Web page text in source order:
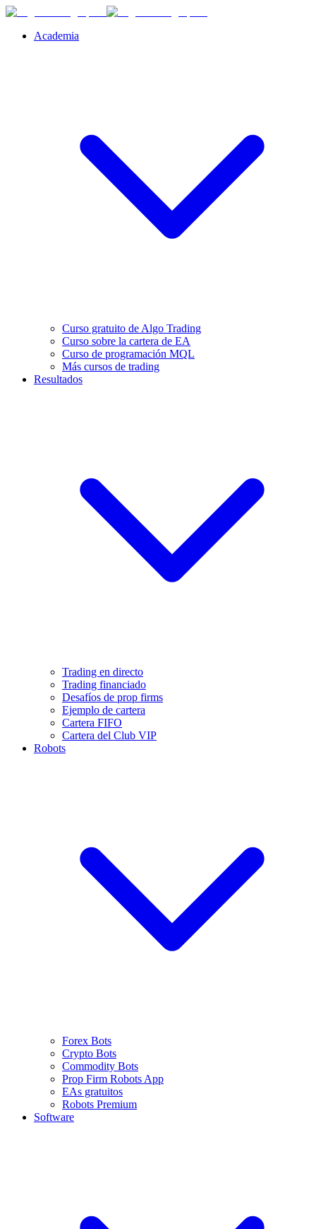
Academia
Curso gratuito de Algo Trading
Curso sobre la cartera de EA
Curso de programación MQL
Más cursos de trading
Resultados
Trading en directo
Trading financiado
Desafíos de prop firms
Ejemplo de cartera
Cartera FIFO
Cartera del Club VIP
Robots
Forex Bots
Crypto Bots
Commodity Bots
Prop Firm Robots App
EAs gratuitos
Robots Premium
Software